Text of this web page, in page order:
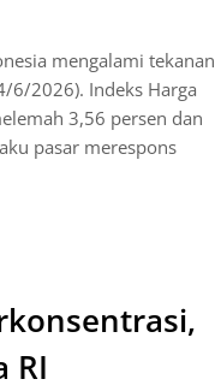
mengalami tekanan
6/2026). Indeks Harga
3,56 persen dan
pasar merespons
RI